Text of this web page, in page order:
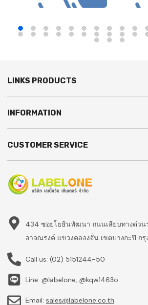
LINKS PRODUCTS
INFORMATION
CUSTOMER SERVICE
434 ซอยโยธินพัฒนา ถนนเลียบทางด่ว
อาจณรงค์ แขวงคลองจั่น เขตบางกะปิ กรุ
Call us: (02) 5151244-50
Line: @labelone, @kqw1463o
Email: sales@labelone.co.th